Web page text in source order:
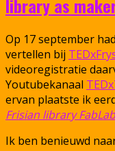
library as
Op 17 september
vertellen bij
videoregistratie
Youtubekanaal
ervan plaatste ik
Frisian library
Ik ben benieuwd